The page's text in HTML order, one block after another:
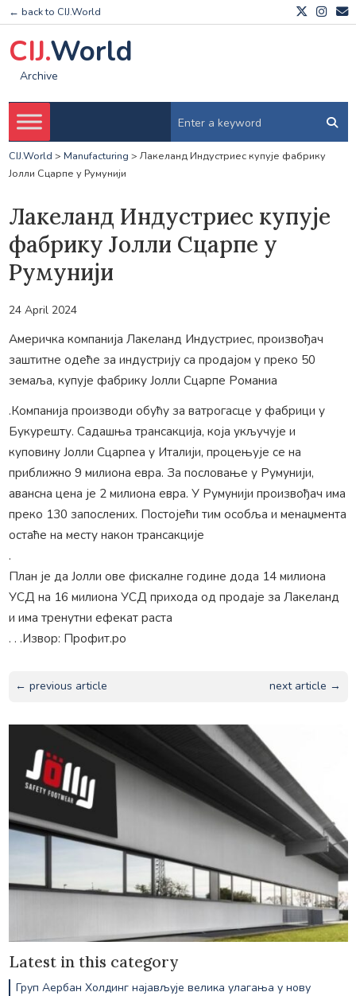
← back to CIJ.World
CIJ.World
Archive
CIJ.World > Manufacturing > Лакеланд Индустриес купује фабрику
Јолли Сцарпе у Румунији
Лакеланд Индустриес купује
фабрику Јолли Сцарпе у
Румунији
24 April 2024
Америчка компанија Лакеланд Индустриес, произвођач
заштитне одеће за индустрију са продајом у преко 50
земаља, купује фабрику Јолли Сцарпе Романиа
.Компанија производи обућу за ватрогасце у фабрици у
Букурешту. Садашња трансакција, која укључује и
куповину Јолли Сцарпеа у Италији, процењује се на
приближно 9 милиона евра. За пословање у Румунији,
авансна цена је 2 милиона евра. У Румунији произвођач има
преко 130 запослених. Постојећи тим особља и менаџмента
остаће на месту након трансакције
.
План је да Јолли ове фискалне године дода 14 милиона
УСД на 16 милиона УСД прихода од продаје за Лакеланд
и има тренутни ефекат раста
. . .Извор: Профит.ро
← previous article next article →
Latest in this category
Груп Аербан Холдинг најављује велика улагања у нову